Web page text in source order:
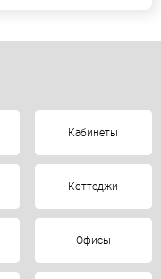
Кабинеты
Коттеджи
Офисы